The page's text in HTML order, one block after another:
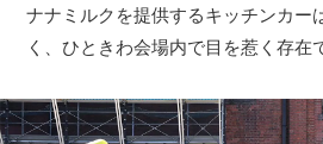
ナナミルクを提供するキッチンカー
く、ひときわ会場内で目を惹く存在